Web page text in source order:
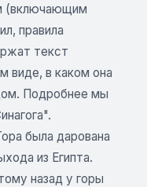
(включающим
правила
текст
виде, в каком она
Подробнее мы
была дарована
из Египта.
назад у горы